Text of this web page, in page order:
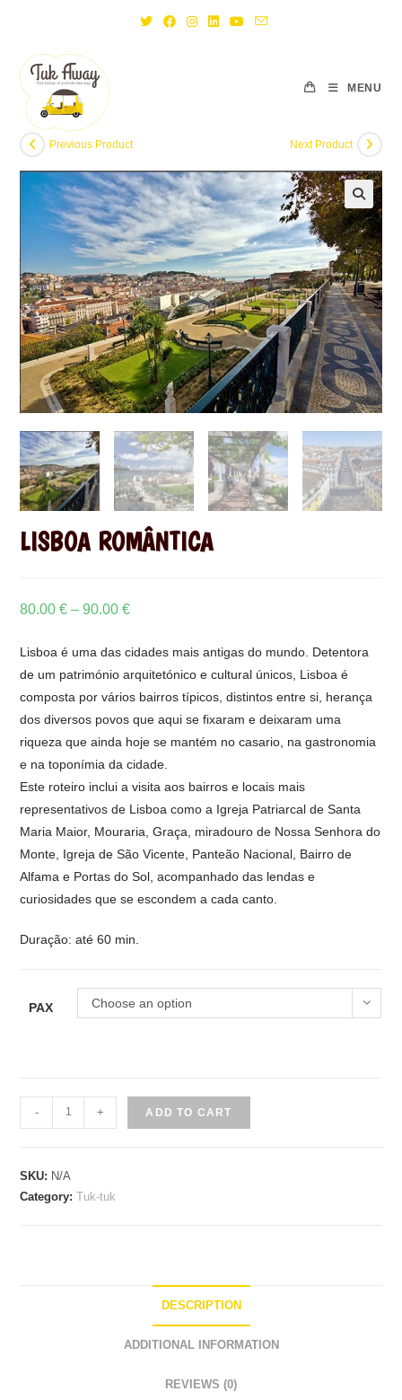
content
MENU
Previous Product Next Product
LISBOA ROMÂNTICA
80.00€ –90.00€
Lisboa é uma das cidades mais antigas do mundo. Detentora
de um património arquitetónico e cultural únicos, Lisboa é
composta por vários bairros típicos, distintos entre si, herança
dos diversos povos que aqui se fixaram e deixaram uma
riqueza que ainda hoje se mantém no casario, na gastronomia
e na toponímia da cidade.
Este roteiro inclui a visita aos bairros e locais mais
representativos de Lisboa como a Igreja Patriarcal de Santa
Maria Maior, Mouraria, Graça, miradouro de Nossa Senhora do
Monte, Igreja de São Vicente, Panteão Nacional, Bairro de
Alfama e Portas do Sol, acompanhado das lendas e
curiosidades que se escondem a cada canto.
Duração: até 60 min.
PAX Choose an option
Romântica
- + ADD TO CART
SKU: N/A
Category:Tuk-tuk
DESCRIPTION
ADDITIONAL INFORMATION
REVIEWS (0)